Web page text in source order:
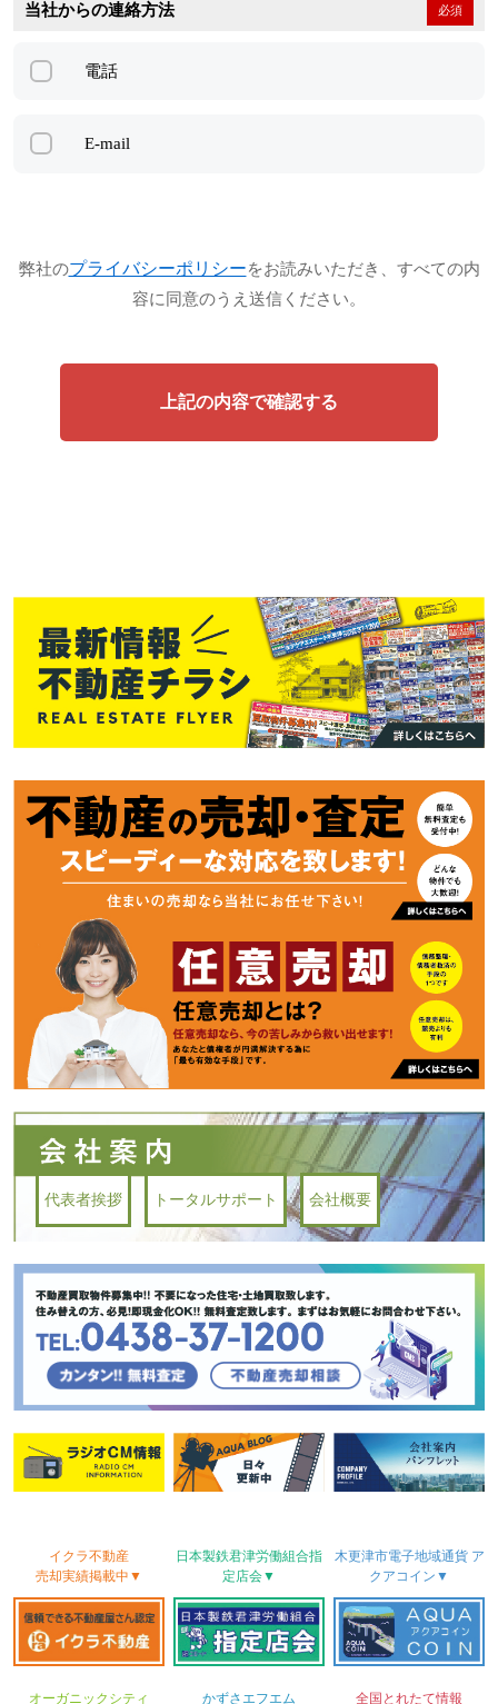
当社からの連絡方法 必須
電話
E-mail
弊社のプライバシーポリシーをお読みいただき、すべての内
容に同意のうえ送信ください。
代表者挨拶 トータルサポート 会社概要
イクラ不動産
売却実績掲載中▼
日本製鉄君津労働組合指
定店会▼
木更津市電子地域通貨ア
クアコイン▼
オーガニックシティ かずさ エフエム 全国とれたて情報